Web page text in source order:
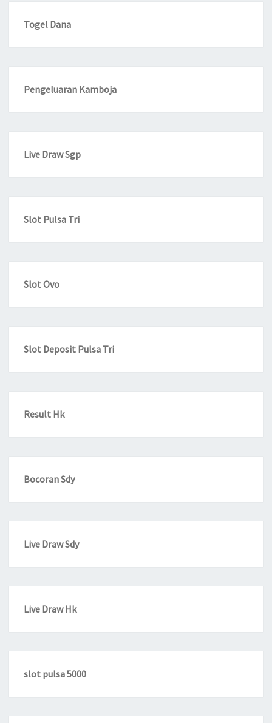
Togel Dana
Pengeluaran Kamboja
Live Draw Sgp
Slot Pulsa Tri
Slot Ovo
Slot Deposit Pulsa Tri
Result Hk
Bocoran Sdy
Live Draw Sdy
Live Draw Hk
slot pulsa 5000